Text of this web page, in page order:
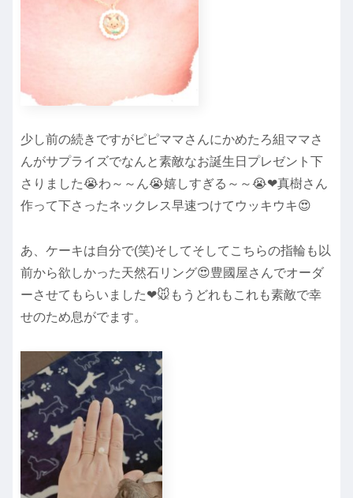
少し前の続きですがピピママさんにかめたろ組ママさ
んがサプライズでなんと素敵なお誕生日プレゼント下
さりました😭わ～～ん😭嬉しすぎる～～😭❤真樹さん
作って下さったネックレス早速つけてウッキウキ😍
あ、ケーキは自分で(笑)そしてそしてこちらの指輪も以
前から欲しかった天然石リング😍豊國屋さんでオーダ
ーさせてもらいました❤🐭もうどれもこれも素敵で幸
せのため息がでます。